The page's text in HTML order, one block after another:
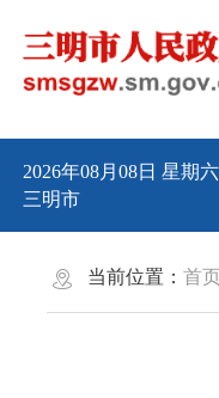
2026年08月08日星期六
三明市
当前位置：首